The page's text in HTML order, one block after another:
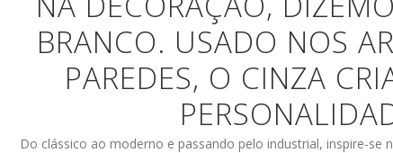
BRANCO. USADO NOS
PAREDES, O CINZA
Do clássico ao moderno e passando pelo industrial, inspire-se